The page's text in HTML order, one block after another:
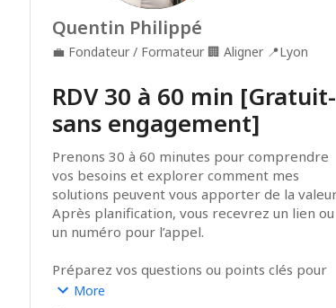
Quentin Philippé
💼 Fondateur / Formateur 🏢 Aligner 📍Lyon
RDV 30 à 60 min [Gratuit-
sans engagement]
Prenons 30 à 60 minutes pour comprendre
vos besoins et explorer comment mes
Après planification, vous recevrez un lien ou
Préparez vos questions ou points clés pour
que notre échange soit efficace.
More